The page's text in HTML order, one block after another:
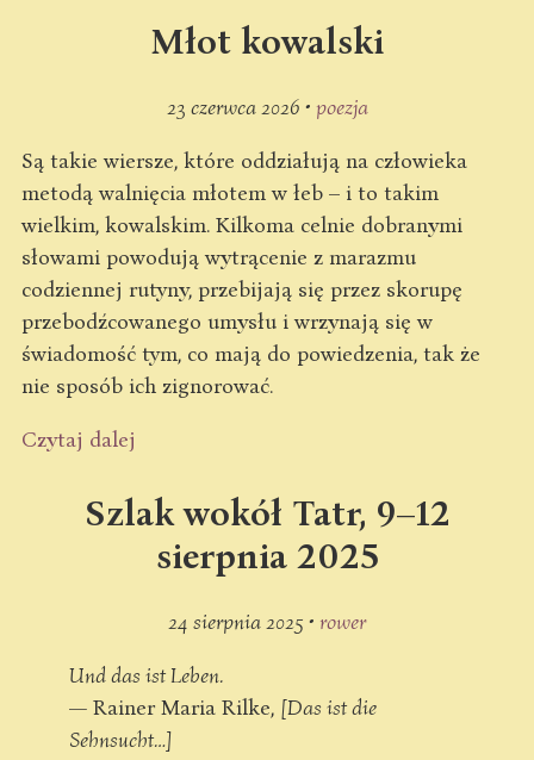
Młot kowalski
23 czerwca 2026 • poezja
Są takie wiersze, które oddziałują na człowieka
metodą walnięcia młotem w łeb – i to takim
wielkim, kowalskim. Kilkoma celnie dobranymi
słowami powodują wytrącenie z marazmu
codziennej rutyny, przebijają się przez skorupę
przebodźcowanego umysłu i wrzynają się w
świadomość tym, co mają do powiedzenia, tak że
nie sposób ich zignorować.
Czytaj dalej
Szlak wokół Tatr, 9–12
sierpnia 2025
24 sierpnia 2025 • rower
Und das ist Leben.
— Rainer Maria Rilke, [Das ist die
Sehnsucht…]